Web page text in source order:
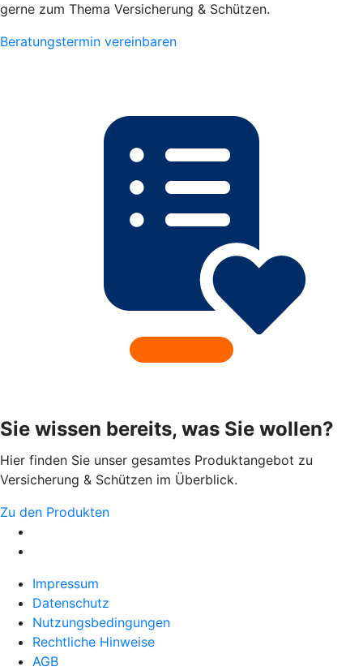
gerne zum Thema Versicherung & Schützen.
Beratungstermin vereinbaren
Sie wissen bereits, was Sie wollen?
Hier finden Sie unser gesamtes Produktangebot zu
Versicherung & Schützen im Überblick.
Zu den Produkten
Impressum
Datenschutz
Nutzungsbedingungen
Rechtliche Hinweise
AGB